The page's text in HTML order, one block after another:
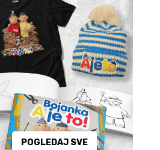
POGLEDAJ SVE